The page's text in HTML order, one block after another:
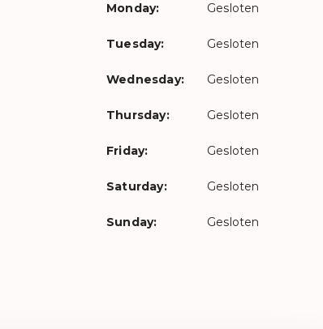
Monday: Gesloten
Tuesday: Gesloten
Wednesday: Gesloten
Thursday: Gesloten
Friday: Gesloten
Saturday: Gesloten
Sunday: Gesloten